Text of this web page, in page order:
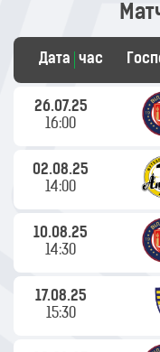
Дата час
26.07.25
16:00
02.08.25
14:00
10.08.25
14:30
17.08.25
15:30